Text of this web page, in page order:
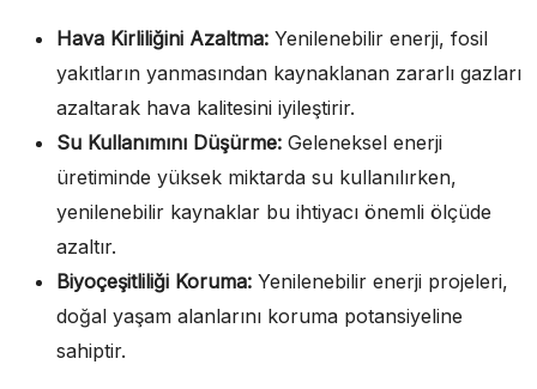
Hava Kirliliğini Azaltma: Yenilenebilir enerji, fosil
yakıtların yanmasından kaynaklanan zararlı gazları
azaltarak hava kalitesini iyileştirir.
Su Kullanımını Düşürme: Geleneksel enerji
üretiminde yüksek miktarda su kullanılırken,
yenilenebilir kaynaklar bu ihtiyacı önemli ölçüde
azaltır.
Biyoçeşitliliği Koruma: Yenilenebilir enerji projeleri,
doğal yaşam alanlarını koruma potansiyeline
sahiptir.